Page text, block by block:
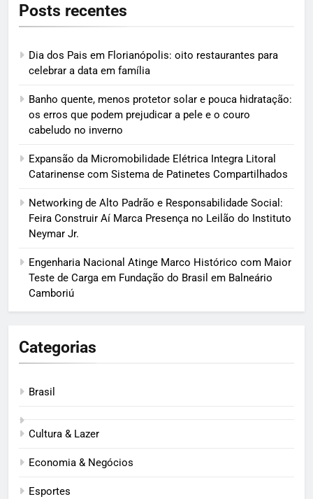
Posts recentes
Dia dos Pais em Florianópolis: oito restaurantes para
celebrar a data em família
Banho quente, menos protetor solar e pouca hidratação:
os erros que podem prejudicar a pele e o couro
cabeludo no inverno
Expansão da Micromobilidade Elétrica Integra Litoral
Catarinense com Sistema de Patinetes Compartilhados
Networking de Alto Padrão e Responsabilidade Social:
Feira Construir Aí Marca Presença no Leilão do Instituto
Neymar Jr.
Engenharia Nacional Atinge Marco Histórico com Maior
Teste de Carga em Fundação do Brasil em Balneário
Camboriú
Categorias
Brasil
Cultura & Lazer
Economia & Negócios
Esportes